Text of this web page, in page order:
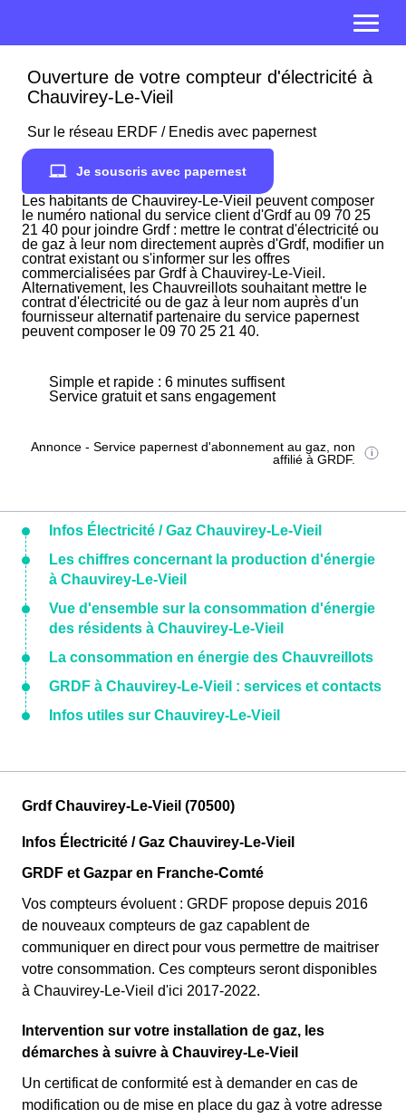
Ouverture de votre compteur d'électricité à
Chauvirey-Le-Vieil
Sur le réseau ERDF / Enedis avec papernest
Je souscris avec papernest
Les habitants de Chauvirey-Le-Vieil peuvent composer
le numéro national du service client d'Grdf au 09 70 25
21 40 pour joindre Grdf : mettre le contrat d'électricité ou
de gaz à leur nom directement auprès d'Grdf, modifier un
contrat existant ou s'informer sur les offres
commercialisées par Grdf à Chauvirey-Le-Vieil.
Alternativement, les Chauvreillots souhaitant mettre le
contrat d'électricité ou de gaz à leur nom auprès d'un
fournisseur alternatif partenaire du service papernest
peuvent composer le 09 70 25 21 40.
Simple et rapide : 6 minutes suffisent
Service gratuit et sans engagement
Annonce - Service papernest d'abonnement au gaz, non
affilié à GRDF.
Infos Électricité / Gaz Chauvirey-Le-Vieil
Les chiffres concernant la production d'énergie
à Chauvirey-Le-Vieil
Vue d'ensemble sur la consommation d'énergie
des résidents à Chauvirey-Le-Vieil
La consommation en énergie des Chauvreillots
GRDF à Chauvirey-Le-Vieil : services et contacts
Infos utiles sur Chauvirey-Le-Vieil
Grdf Chauvirey-Le-Vieil (70500)
Infos Électricité / Gaz Chauvirey-Le-Vieil
GRDF et Gazpar en Franche-Comté
Vos compteurs évoluent : GRDF propose depuis 2016
de nouveaux compteurs de gaz capablent de
communiquer en direct pour vous permettre de maitriser
votre consommation. Ces compteurs seront disponibles
à Chauvirey-Le-Vieil d'ici 2017-2022.
Intervention sur votre installation de gaz, les
démarches à suivre à Chauvirey-Le-Vieil
Un certificat de conformité est à demander en cas de
modification ou de mise en place du gaz à votre adresse